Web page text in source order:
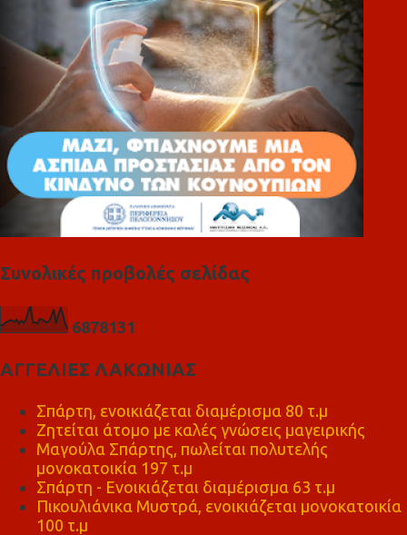
Συνολικές προβολές σελίδας
6878131
ΑΓΓΕΛΙΕΣ ΛΑΚΩΝΙΑΣ
Σπάρτη, ενοικιάζεται διαμέρισμα 80 τ.μ
Ζητείται άτομο με καλές γνώσεις μαγειρικής
Μαγούλα Σπάρτης, πωλείται πολυτελής
μονοκατοικία 197 τ.μ
Σπάρτη - Ενοικιάζεται διαμέρισμα 63 τ.μ
Πικουλιάνικα Μυστρά, ενοικιάζεται μονοκατοικία
100 τ.μ